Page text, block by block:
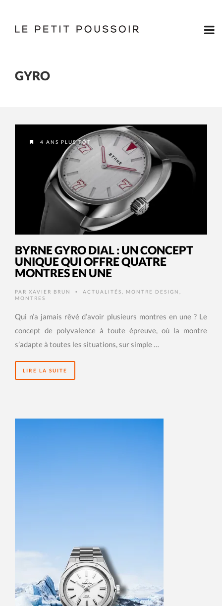
GYRO
4 ANS PLUS TÔT
BYRNE GYRO DIAL : UN CONCEPT
UNIQUE QUI OFFRE QUATRE
MONTRES EN UNE
PAR XAVIER BRUN • ACTUALITÉS MONTRE DESIGN
MONTRES
Qui n’a jamais rêvé d’avoir plusieurs montres en une ? Le
concept de polyvalence à toute épreuve, où la montre
s’adapte à toutes les situations, sur simple …
LIRE LA SUITE